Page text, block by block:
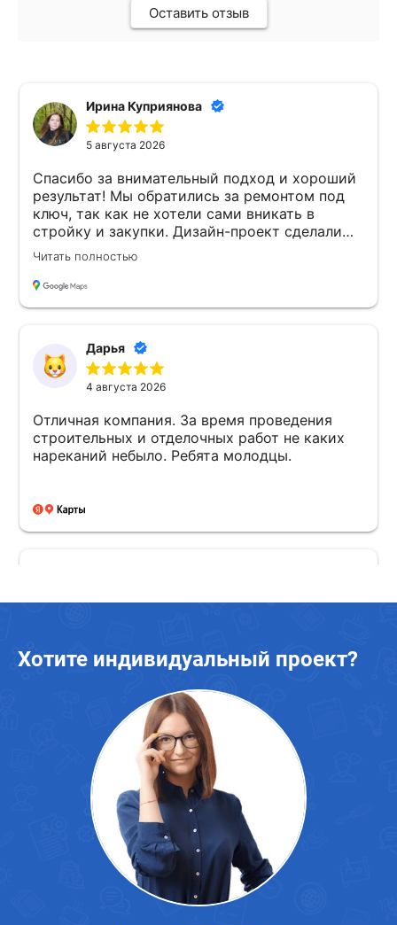
Хотите индивидуальный проект?